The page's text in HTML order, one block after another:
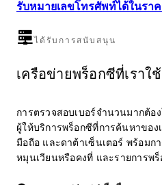
รับหมายเลขโทรศัพท์ได้ในรา
ได้รับการสนับสนุน
เครือข่ายพร็อกซีที่เราใ
การตรวจสอบเบอร์จำนวนมากต้อ
ผู้ให้บริการพร็อกซีที่การค้นหาของ
มือถือ และดาต้าเซ็นเตอร์ พร้อมก
หมุนเวียนหรือคงที่ และรายการพ